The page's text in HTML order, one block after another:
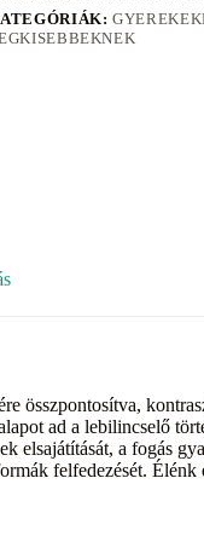
összpontosítva,
ad a lebilincselő
elsajátítását, a fogás
felfedezését. Élénk